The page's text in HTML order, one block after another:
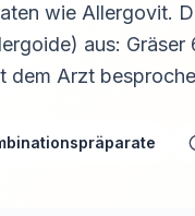
wie Allergovit.
aus:
dem Arzt